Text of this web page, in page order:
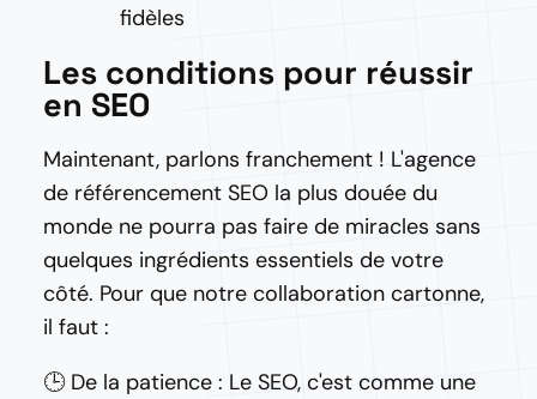
fidèles
Les conditions pour réussir
en SEO
Maintenant, parlons franchement ! L'agence
de référencement SEO la plus douée du
monde ne pourra pas faire de miracles sans
quelques ingrédients essentiels de votre
côté. Pour que notre collaboration cartonne,
il faut :
🕒 De la patience : Le SEO, c'est comme une